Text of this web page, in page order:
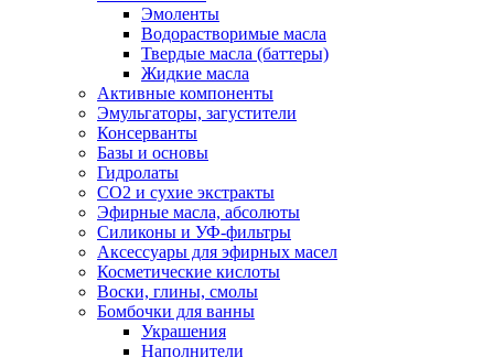
Эмоленты
Водорастворимые масла
Твердые масла (баттеры)
Жидкие масла
Активные компоненты
Эмульгаторы, загустители
Консерванты
Базы и основы
Гидролаты
СО2 и сухие экстракты
Эфирные масла, абсолюты
Силиконы и УФ-фильтры
Аксессуары для эфирных масел
Косметические кислоты
Воски, глины, смолы
Бомбочки для ванны
Украшения
Наполнители